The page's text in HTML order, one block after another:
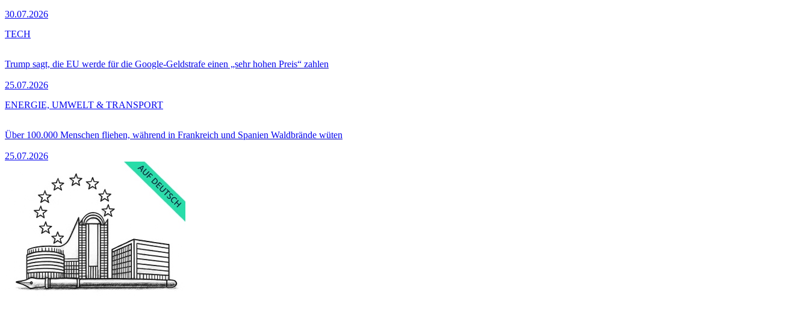
30.07.2026
Trump sagt, die EU werde für die Google-Geldstrafe einen „sehr hohen Preis“ zahlen
25.07.2026
TECH
Über 100.000 Menschen fliehen, während in Frankreich und Spanien Waldbrände wüten
25.07.2026
ENERGIE, UMWELT & TRANSPORT